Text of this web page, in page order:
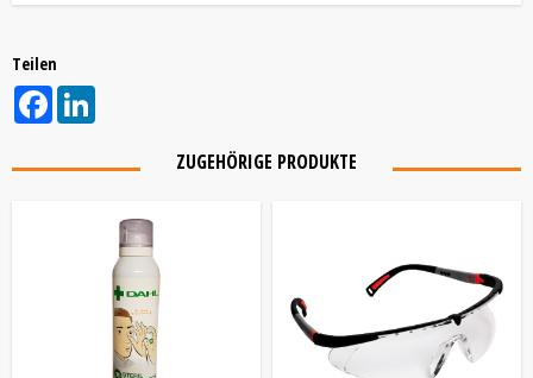
Teilen
Facebook
ZUGEHÖRIGE PRODUKTE